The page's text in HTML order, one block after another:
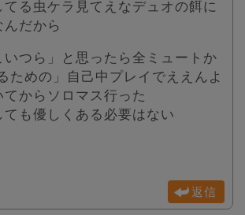
てる虫ケラ見てえなデュオの餌に
だから
いつら」と思ったら全ミュートか
ための」自己中プレイでええんよ
からソロマス行った
ても優しくある必要はない
返信